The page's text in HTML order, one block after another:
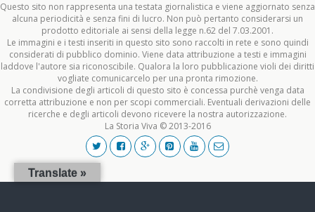
Questo sito non rappresenta una testata giornalistica e viene aggiornato senza
alcuna periodicità e senza fini di lucro. Non può pertanto considerarsi un
prodotto editoriale ai sensi della legge n.62 del 7.03.2001.
Le immagini e i testi inseriti in questo sito sono raccolti in rete e sono quindi
considerati di pubblico dominio. Viene data attribuzione a testi e immagini
laddove l'autore sia riconoscibile. Qualora la loro pubblicazione violi dei diritti
vogliate comunicarcelo per una pronta rimozione.
La condivisione degli articoli di questo sito è concessa purchè venga data
corretta attribuzione e non per scopi commerciali. Eventuali derivazioni delle
ricerche e degli articoli devono ricevere la nostra autorizzazione.
La Storia Viva © 2013-2016
Translate »